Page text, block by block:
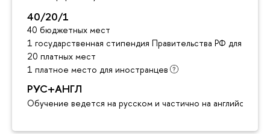
40/20/1
40 бюджетных мест
1 государственная стипендия Правительства РФ для
20 платных мест
1 платное место для иностранцев
РУС+АНГЛ
Обучение ведется на русском и частично на английском